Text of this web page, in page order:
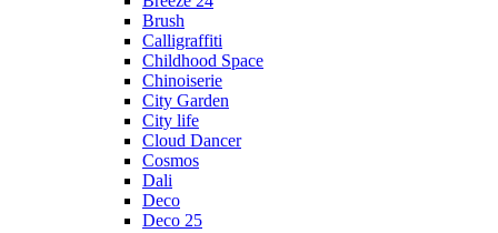
Brush
Calligraffiti
Childhood Space
Chinoiserie
City Garden
City life
Cloud Dancer
Cosmos
Dali
Deco
Deco 25